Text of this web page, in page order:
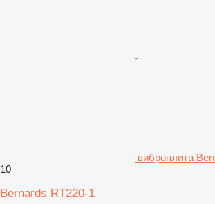
виброплита
10
Bernards RT220-1